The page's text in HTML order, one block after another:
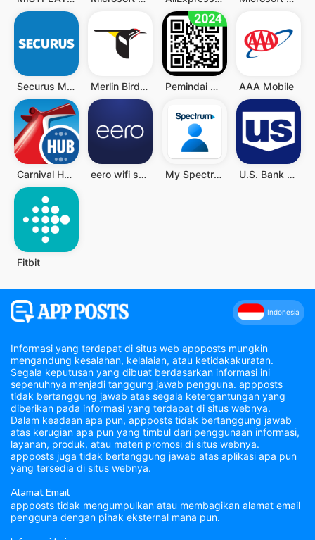
Securus Mobile Merlin Bird ID by Cornell Lab Pemindai QR - Barcode Scanner AAA Mobile
Carnival HUB eero wifi system My Spectrum U.S. Bank Mobile Banking
Fitbit
Indonesia
Informasi yang terdapat di situs web appposts mungkin
mengandung kesalahan, kelalaian, atau ketidakakuratan.
Segala keputusan yang dibuat berdasarkan informasi ini
sepenuhnya menjadi tanggung jawab pengguna. appposts
tidak bertanggung jawab atas segala ketergantungan yang
diberikan pada informasi yang terdapat di situs webnya.
Dalam keadaan apa pun, appposts tidak bertanggung jawab
atas kerugian apa pun yang timbul dari penggunaan informasi,
layanan, produk, atau materi promosi di situs webnya.
appposts juga tidak bertanggung jawab atas aplikasi apa pun
yang tersedia di situs webnya.
Alamat Email
appposts tidak mengumpulkan atau membagikan alamat email
pengguna dengan pihak eksternal mana pun.